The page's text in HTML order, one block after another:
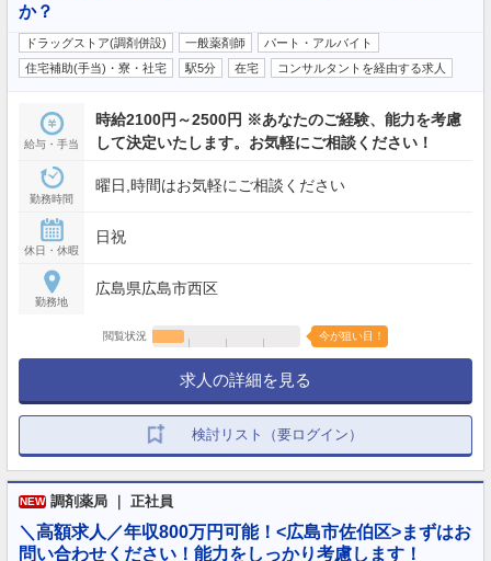
か？
ドラッグストア(調剤併設) 一般薬剤師
パート・アルバイト
住宅補助(手当)・寮・社宅
駅5分 在宅 コンサルタントを経由する求人
給与・手当
時給2100円～2500円 ※あなたのご経験、能力を考慮
して決定いたします。お気軽にご相談ください！
勤務時間
曜日,時間はお気軽にご相談ください
休日・休暇
日祝
勤務地
広島県広島市西区
閲覧状況 今が狙い目！
求人の詳細を見る
検討リスト（要ログイン）
NEW 調剤薬局 ｜ 正社員
＼高額求人／年収800万円可能！<広島市佐伯区>まずはお
問い合わせください！能力をしっかり考慮します！